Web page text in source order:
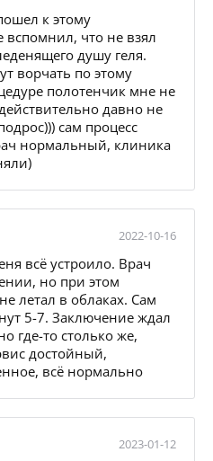
к этому
вспомнил, что не взял
душу геля.
ворчать по этому
полотенчик мне не
давно не
сам процесс
нормальный, клиника
2022-10-16
всё устроило. Врач
но при этом
летал в облаках. Сам
5-7. Заключение ждал
где-то столько же,
достойный,
всё нормально
2023-01-12